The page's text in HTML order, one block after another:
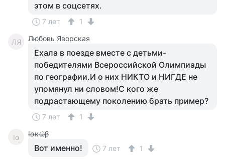
этом в соцсетях.
7 лет 1
ЛЯ Любовь Яворская
Ехала в поезде вместе с детьми-
победителями Всероссийской Олимпиады
по географии.И о них НИКТО и НИГДЕ не
упомянул ни словом!С кого же
подрастающему поколению брать пример?
7 лет 1
Ια Ιακώβ
Вот именно! 7 лет 1